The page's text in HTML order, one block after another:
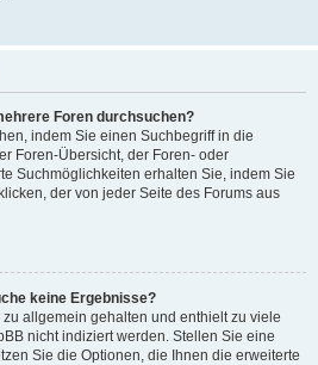
Foren durchsuchen?
indem Sie einen Suchbegriff in die
Foren-Übersicht, der Foren- oder
Suchmöglichkeiten erhalten Sie, indem Sie
der von jeder Seite des Forums aus
keine Ergebnisse?
zu allgemein gehalten und enthielt zu viele
nicht indiziert werden. Stellen Sie eine
Sie die Optionen, die Ihnen die erweiterte